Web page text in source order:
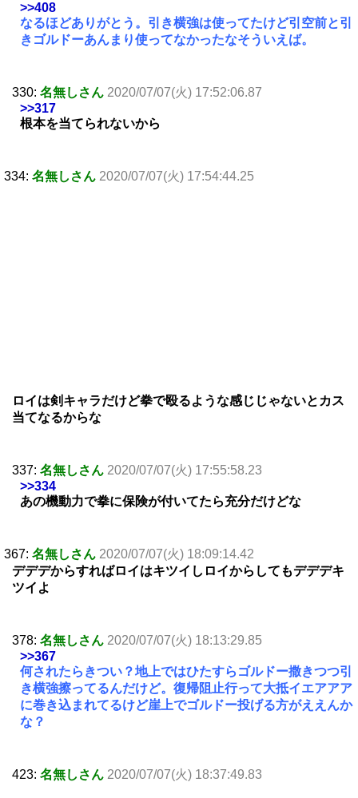
>>408
なるほどありがとう。引き横強は使ってたけど引空前と引
きゴルドーあんまり使ってなかったなそういえば。
330: 名無しさん 2020/07/07(火) 17:52:06.87
>>317
根本を当てられないから
334: 名無しさん 2020/07/07(火) 17:54:44.25
ロイは剣キャラだけど拳で殴るような感じじゃないとカス
当てなるからな
337: 名無しさん 2020/07/07(火) 17:55:58.23
>>334
あの機動力で拳に保険が付いてたら充分だけどな
367: 名無しさん 2020/07/07(火) 18:09:14.42
デデデからすればロイはキツイしロイからしてもデデデキ
ツイよ
378: 名無しさん 2020/07/07(火) 18:13:29.85
>>367
何されたらきつい？地上ではひたすらゴルドー撒きつつ引
き横強擦ってるんだけど。復帰阻止行って大抵イエアアア
に巻き込まれてるけど崖上でゴルドー投げる方がええんか
な？
423: 名無しさん 2020/07/07(火) 18:37:49.83